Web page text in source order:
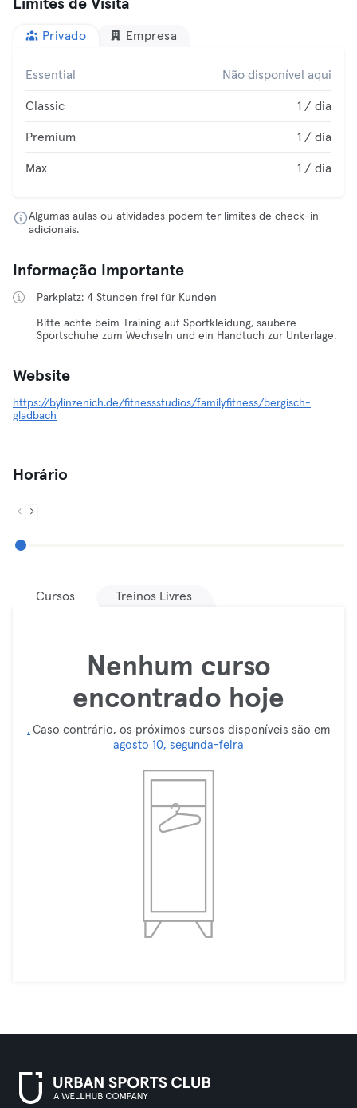
Limites de Visita
Privado Empresa
Essential Não disponível aqui
Classic 1 / dia
Premium 1 / dia
Max 1 / dia
Algumas aulas ou atividades podem ter limites de check-in
adicionais.
Informação Importante
Parkplatz: 4 Stunden frei für Kunden
Bitte achte beim Training auf Sportkleidung, saubere
Sportschuhe zum Wechseln und ein Handtuch zur Unterlage.
Website
https://bylinzenich.de/fitnessstudios/familyfitness/bergisch-
gladbach
Horário
Cursos Treinos Livres
Nenhum curso
encontrado hoje
. Caso contrário, os próximos cursos disponíveis são em
agosto 10, segunda-feira